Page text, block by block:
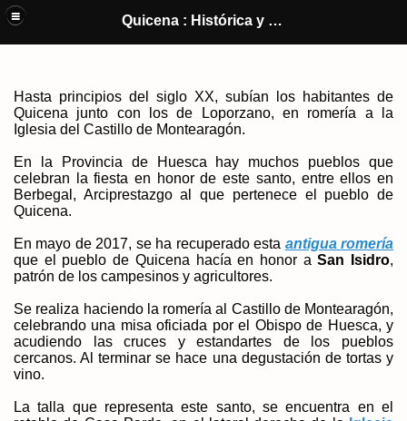
Quicena y El Castillo de Montearagón (Huesca) : Historia y cultura de
un pueblo
Quicena : Histórica y Cultural
Hasta principios del siglo XX, subían los habitantes de
Quicena junto con los de Loporzano, en romería a la
Iglesia del Castillo de Montearagón.
En la Provincia de Huesca hay muchos pueblos que
celebran la fiesta en honor de este santo, entre ellos en
Berbegal, Arciprestazgo al que pertenece el pueblo de
Quicena.
En mayo de 2017, se ha recuperado esta antigua romería
que el pueblo de Quicena hacía en honor aSan Isidro,
patrón de los campesinos y agricultores.
Se realiza haciendo la romería al Castillo de Montearagón,
celebrando una misa oficiada por el Obispo de Huesca, y
acudiendo las cruces y estandartes de los pueblos
cercanos. Al terminar se hace una degustación de tortas y
vino.
La talla que representa este santo, se encuentra en el